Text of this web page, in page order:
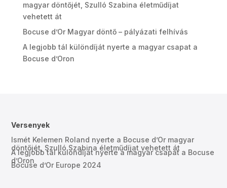
magyar döntőjét, Szulló Szabina életműdíjat
vehetett át
Bocuse d’Or Magyar döntő – pályázati felhívás
A legjobb tál különdíját nyerte a magyar csapat a
Bocuse d’Oron
Versenyek
Ismét Kelemen Roland nyerte a Bocuse d’Or magyar
döntőjét, Szulló Szabina életműdíjat vehetett át
A legjobb tál különdíját nyerte a magyar csapat a Bocuse
d’Oron
Bocuse d’Or Europe 2024